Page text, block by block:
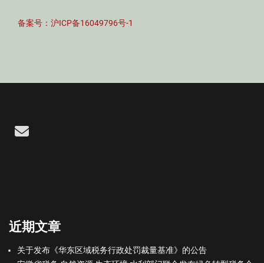
备案号：沪ICP备16049796号-1
Email
近期文章
关于发布《华东区域税务行政处罚裁量基准》的公告